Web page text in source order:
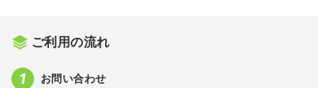
ご利用の流れ
お問い合わせ